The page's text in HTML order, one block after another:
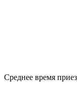
Среднее время